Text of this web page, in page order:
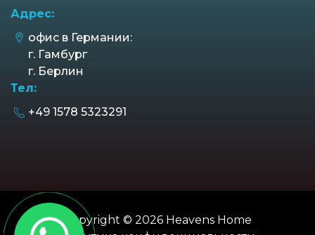
Адрес:
офис в Германии:
г. Гамбург
г. Берлин
Тел:
+49 1578 5323291
Copyright © 2026 Heavens Home